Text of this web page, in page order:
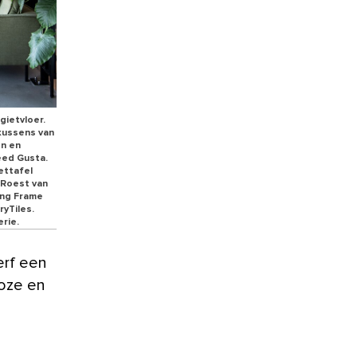
van
en
Gusta.
van
Frame
een
en